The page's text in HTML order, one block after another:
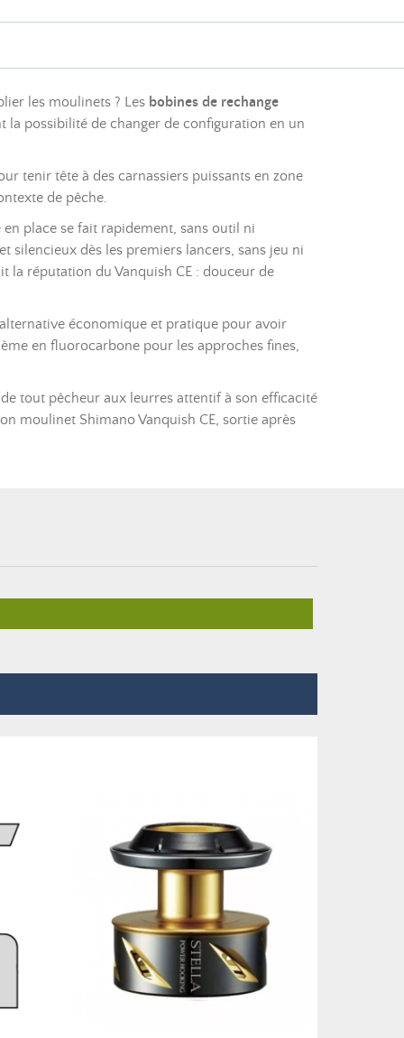
les moulinets ? Les bobines de rechange
la possibilité de changer de configuration en un
tenir tête à des carnassiers puissants en zone
de pêche.
place se fait rapidement, sans outil ni
dès les premiers lancers, sans jeu ni
la réputation du Vanquish CE : douceur de
économique et pratique pour avoir
en fluorocarbone pour les approches fines,
tout pêcheur aux leurres attentif à son efficacité
moulinet Shimano Vanquish CE, sortie après